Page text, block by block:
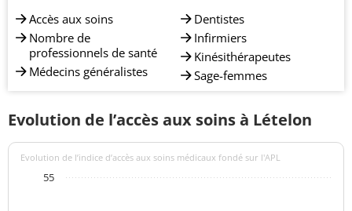
Accès aux soins
Nombre de
professionnels de santé
Médecins généralistes
Dentistes
Infirmiers
Kinésithérapeutes
Sage-femmes
Evolution de l’accès aux soins à Lételon
Evolution de l’indice d’accès aux soins médicaux fondé sur l'APL
55